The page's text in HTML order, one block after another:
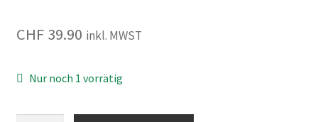
CHF39.90 inkl. MWST
Nur noch 1 vorrätig